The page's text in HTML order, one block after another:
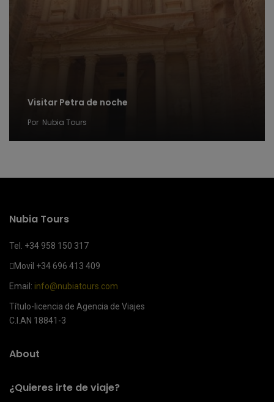
Visitar Petra de noche
Por Nubia Tours
Nubia Tours
Tel. +34 958 150 317
Movil +34 696 413 409
Email: info@nubiatours.com
Título-licencia de Agencia de Viajes
C.I.AN 18841-3
About
¿Quieres irte de viaje?